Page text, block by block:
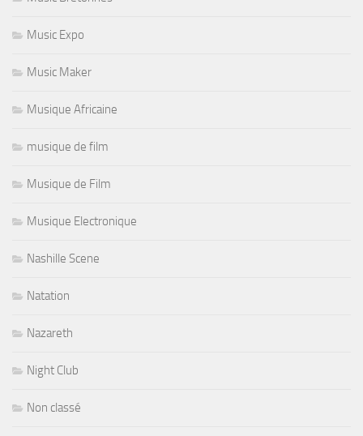
Music Expo
Music Maker
Musique Africaine
musique de film
Musique de Film
Musique Electronique
Nashille Scene
Natation
Nazareth
Night Club
Non classé